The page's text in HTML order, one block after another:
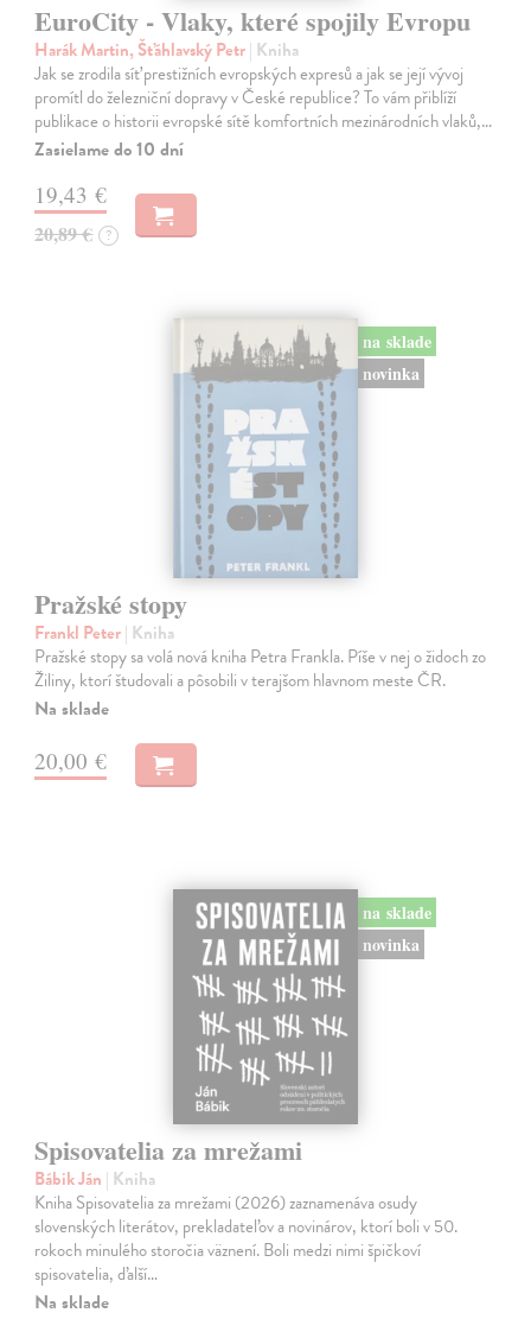
EuroCity - Vlaky, které spojily Evropu
Harák Martin, Šťáhlavský Petr| Kniha
Jak se zrodila síť prestižních evropských expresů a jak se její vývoj
promítl do železniční dopravy v České republice? To vám přiblíží
publikace o historii evropské sítě komfortních mezinárodních vlaků,…
Zasielame do 10 dní
19,43 €
20,89 € ?
na sklade
novinka
Pražské stopy
Frankl Peter| Kniha
Pražské stopy sa volá nová kniha Petra Frankla. Píše v nej o židoch zo
Žiliny, ktorí študovali a pôsobili v terajšom hlavnom meste ČR.
Na sklade
20,00 €
na sklade
novinka
Spisovatelia za mrežami
Bábik Ján | Kniha
Kniha Spisovatelia za mrežami (2026) zaznamenáva osudy
slovenských literátov, prekladateľov a novinárov, ktorí boli v 50.
rokoch minulého storočia väznení. Boli medzi nimi špičkoví
spisovatelia, ďalší…
Na sklade